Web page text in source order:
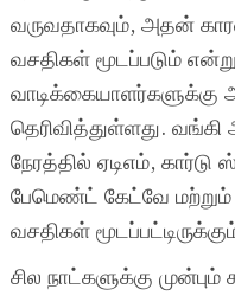
வருவதாகவும், அதன்
வசதிகள் மூடப்படும்
வாடிக்கையாளர்களுக்கு
தெரிவித்துள்ளது.
நேரத்தில் ஏடிஎம்,
பேமெண்ட் கேட்வே
வசதிகள்
சில நாட்களுக்கு